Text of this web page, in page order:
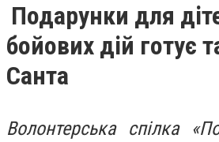
Подарунки для
бойових дій готує
Санта
Волонтерська спілка